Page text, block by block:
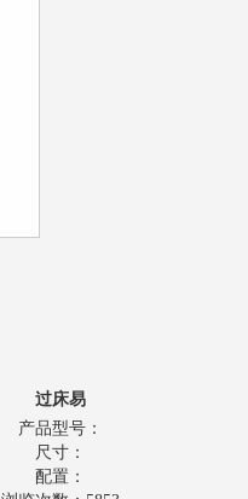
过床易
产品型号：
尺寸：
配置：